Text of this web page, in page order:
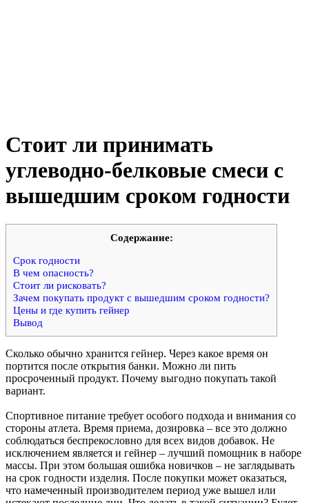
Стоит ли принимать
углеводно-белковые смеси с
вышедшим сроком годности
Cодержание:
Срок годности
В чем опасность?
Стоит ли рисковать?
Зачем покупать продукт с вышедшим сроком годности?
Цены и где купить гейнер
Вывод
Сколько обычно хранится гейнер. Через какое время он
портится после открытия банки. Можно ли пить
просроченный продукт. Почему выгодно покупать такой
вариант.
Спортивное питание требует особого подхода и внимания со
стороны атлета. Время приема, дозировка – все это должно
соблюдаться беспрекословно для всех видов добавок. Не
исключением является и гейнер – лучший помощник в наборе
массы. При этом большая ошибка новичков – не заглядывать
на срок годности изделия. После покупки может оказаться,
что намеченный производителем период уже вышел или